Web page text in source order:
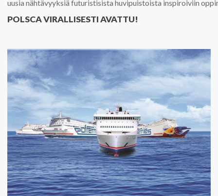
uusia nähtävyyksiä futuristisista huvipuistoista inspiroiviin
POLSCA VIRALLISESTI AVATTU!